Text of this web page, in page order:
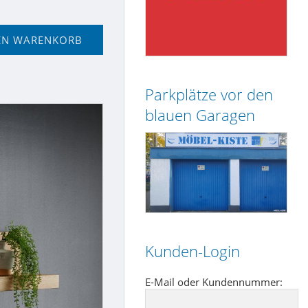
WARENKORB
Parkplätze vor den
blauen Garagen
Kunden-Login
E-Mail oder Kundennummer: